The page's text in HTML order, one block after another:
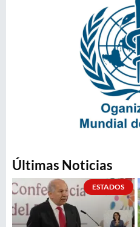
Últimas Noticias
ESTADOS